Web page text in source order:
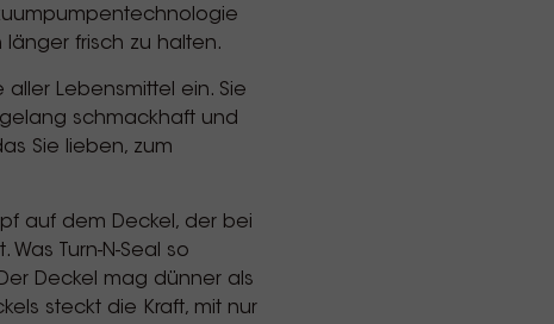
länger frisch zu halten.
aller Lebensmittel ein. Sie
schmackhaft und
Sie lieben, zum
auf dem Deckel, der bei
Turn-N-Seal so
Deckel mag dünner als
steckt die Kraft, mit nur